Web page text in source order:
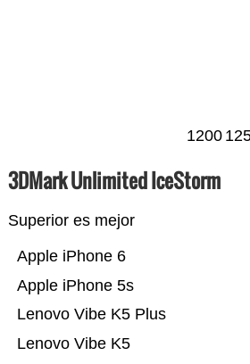
1200
3DMark Unlimited IceStorm
Superior es mejor
Lenovo Vibe K5
Lenovo Vibe K5 Plus
Apple iPhone 5s
Apple iPhone 6